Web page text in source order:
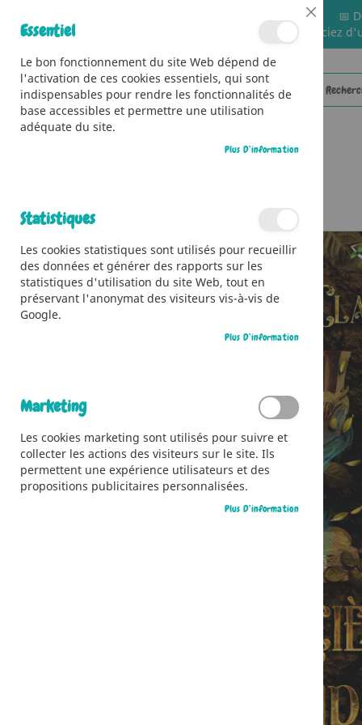
📅
🚚 Bénéficiez
to
the
end
of
Cookie
Bar
Essentiel
Le bon fonctionnement du site Web dépend de
l'activation de ces cookies essentiels, qui sont
indispensables pour rendre les fonctionnalités de
base accessibles et permettre une utilisation
adéquate du site.
Plus D’information
Statistiques
Les cookies statistiques sont utilisés pour recueillir
des données et générer des rapports sur les
statistiques d'utilisation du site Web, tout en
préservant l'anonymat des visiteurs vis-à-vis de
Google.
Plus D’information
Marketing
Les cookies marketing sont utilisés pour suivre et
collecter les actions des visiteurs sur le site. Ils
permettent une expérience utilisateurs et des
propositions publicitaires personnalisées.
Plus D’information